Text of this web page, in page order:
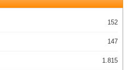
152
147
1.815